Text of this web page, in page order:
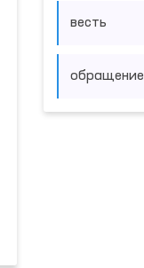
весть
обращение